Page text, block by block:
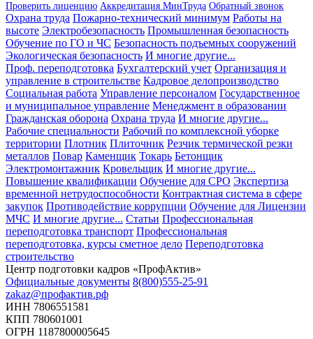
Проверить лиценцию Аккредитация МинТруда Обратный звонок
Охрана труда Пожарно-технический минимум Работы на
высоте Электробезопасность Промышленная безопасность
Обучение по ГО и ЧС Безопасность подъемных сооружений
Экологическая безопасность И многие другие...
Проф. переподготовка Бухгалтерский учет Организация и
управление в строительстве Кадровое делопроизводство
Социальная работа Управление персоналом Государственное
и муниципальное управление Менеджмент в образовании
Гражданская оборона Охрана труда И многие другие...
Рабочие специальности Рабочий по комплексной уборке
территории Плотник Плиточник Резчик термической резки
металлов Повар Каменщик Токарь Бетонщик
Электромонтажник Кровельщик И многие другие...
Повышение квалификации Обучение для СРО Экспертиза
временной нетрудоспособности Контрактная система в сфере
закупок Противодействие коррупции Обучение для Лицензии
МЧС И многие другие... Статьи Профессиональная
переподготовка транспорт Профессиональная
переподготовка, курсы сметное дело Переподготовка
строительство
Центр подготовки кадров «ПрофАктив»
Официальные документы 8(800)555-25-91
zakaz@профактив.рф
ИНН 7806551581
КПП 780601001
ОГРН 1187800005645